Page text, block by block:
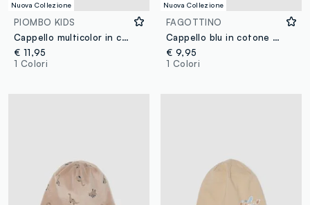
Nuova Collezione
PIOMBO KIDS
Cappello multicolor in cotone elasticizzato a righe con scritta Club
€ 11,95
1 Colori
Nuova Collezione
FAGOTTINO
Cappello blu in cotone organico elasticizzato con stampe Mickey per bimbo
€ 9,95
1 Colori